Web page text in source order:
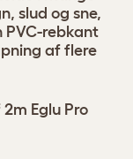
slud og sne,
PVC-rebkant
af flere
Eglu Pro